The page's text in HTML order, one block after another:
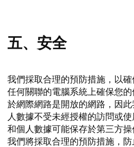
五、安全
我們採取合理的預防措施，以
任何關聯的電腦系統上確保您
於網際網路是開放的網路，因
人數據不受未經授權的訪問或
和個人數據可能保存於第三方操
我們將採取合理的預防措施，